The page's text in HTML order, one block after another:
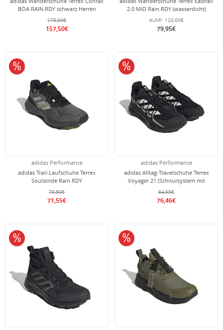
BOA RAIN.RDY schwarz Herren
175,00€
157,50€
2.0 MID Rain.RDY (wasserdicht)
schwarz/carbongrau Herren
eUVP: 120,00€
79,95€
adidas Performance
adidas Trail-Laufschuhe Terrex
Soulstride Rain.RDY
(wasserabweisend) grau/lime Herren
79,50€
71,55€
10% reduziert
adidas Performance
adidas Alltag-Travelschuhe Terrex
Voyager 21 (Schnürsystem mit
Gummizug) schwarz/weiss Herren
84,95€
76,46€
10% reduziert
10% reduziert 10% reduziert